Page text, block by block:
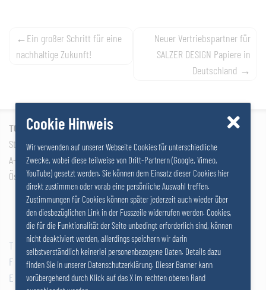
Beitragsnavigation
Ein großer Schritt für eine
nachhaltige Zukunft!
Neuer Vertriebspartner für
SALZER DESIGN Papiere in
Deutschland
TOSACO GmbH / SALZERGRUPPE
Stattersdorfer Hauptstraße 53
A-3100 St. Pölten
Österreich
T +43 2742 290 – 0
F +43 2742 290 – 169
E
office@salzer.at
Cookie Hinweis
Wir verwenden auf unserer Webseite Cookies für unterschiedliche
Zwecke, wobei diese teilweise von Dritt-Partnern (Google, Vimeo,
YouTube) gesetzt werden. Sie können dem Einsatz dieser Cookies hier
direkt zustimmen oder vorab eine persönliche Auswahl treffen.
Zustimmungen für Cookies können später jederzeit auch wieder über
den diesbezüglichen Link in der Fusszeile widerrufen werden. Cookies,
die für die Funktionalität der Seite unbedingt erforderlich sind, können
nicht deaktiviert werden, allerdings speichern wir darin
selbstverständlich keinerlei personenbezogene Daten. Details dazu
finden Sie in unserer Datenschutzerklärung. Dieser Banner kann
vorübergehend durch Klick auf das X im rechten oberen Rand